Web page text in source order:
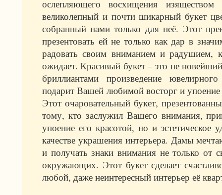
ослепляющего восхищения
великолепный и почти шикарный букет
собранный нами только для неё. Этот
презентовать ей не только как дар в
радовать своим вниманием и радушием,
ожидает. Красивый букет – это не
бриллиантами произведение
подарит Вашей любимой восторг и
Этот очаровательный букет,
тому, кто заслужил Вашего внимания,
упоение его красотой, но и эстетическое
качестве украшения интерьера. Дамы
и получать знаки внимания не только от
окружающих. Этот букет сделает
любой, даже неинтересный интерьер её